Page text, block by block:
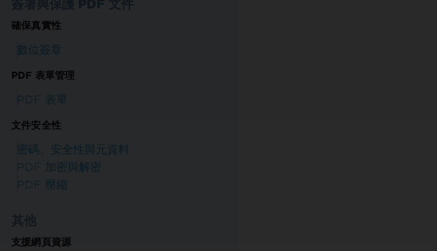
確保真實性
數位簽章
PDF 表單管理
PDF 表單
文件安全性
密碼、安全性與元資料
PDF 加密與解密
PDF 壓縮
支援網頁資源